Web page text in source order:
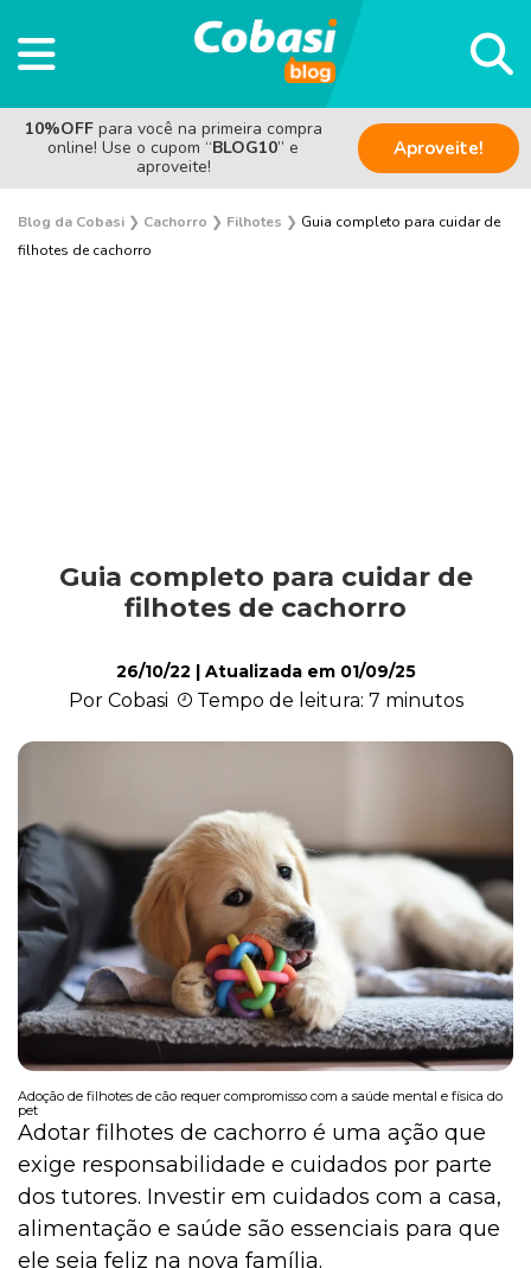
10%OFF para você na primeira compra
online! Use o cupom “BLOG10” e
aproveite!
Aproveite!
Blog da Cobasi ❯ Cachorro ❯ Filhotes ❯ Guia completo para cuidar de
filhotes de cachorro
Alimentação
Curiosidades
Higiene
Saúde
Guia completo para cuidar de
filhotes de cachorro
26/10/22 | Atualizada em 01/09/25
Por Cobasi Tempo de leitura: 7 minutos
Adoção de filhotes de cão requer compromisso com a saúde mental e física do
pet
Adotar filhotes de cachorro é uma ação que
exige responsabilidade e cuidados por parte
dos tutores. Investir em cuidados com a casa,
alimentação e saúde são essenciais para que
ele seja feliz na nova família.